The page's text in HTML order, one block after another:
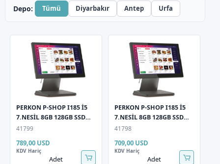
Depo: Tümü Diyarbakır Antep Urfa
PERKON P-SHOP I185 İ5
7.NESİL 8GB 128GB SSD
18,5" Multi Dokunmatik
Pos Pc + Wifi
41799
789,00 USD
KDV Hariç
Adet
PERKON P-SHOP I185 İ5
7.NESİL 8GB 128GB SSD
18,5" Multi Dokunmatik
41798
709,00 USD
KDV Hariç
Adet